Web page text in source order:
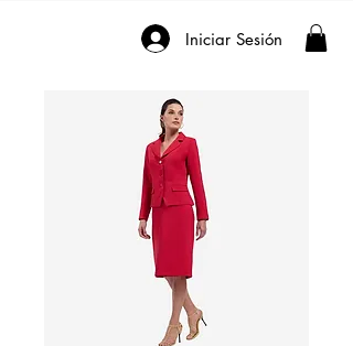
Iniciar Sesión